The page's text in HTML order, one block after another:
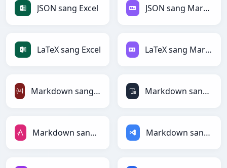
JSON sang Excel JSON sang Markdown
LaTeX sang Excel LaTeX sang Markdown
Markdown sang ActionScript Markdown sang ASCII
Markdown sang AsciiDoc Markdown sang ASP